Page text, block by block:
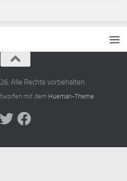
Alle Rechte vorbehalten.
mit dem Hueman-Theme